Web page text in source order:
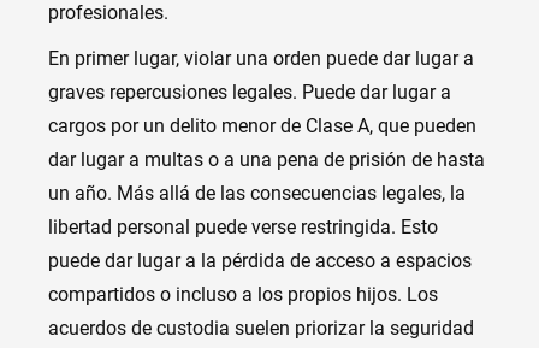
profesionales.
En primer lugar, violar una orden puede dar lugar a
graves repercusiones legales. Puede dar lugar a
cargos por un delito menor de Clase A, que pueden
dar lugar a multas o a una pena de prisión de hasta
un año. Más allá de las consecuencias legales, la
libertad personal puede verse restringida. Esto
puede dar lugar a la pérdida de acceso a espacios
compartidos o incluso a los propios hijos. Los
acuerdos de custodia suelen priorizar la seguridad